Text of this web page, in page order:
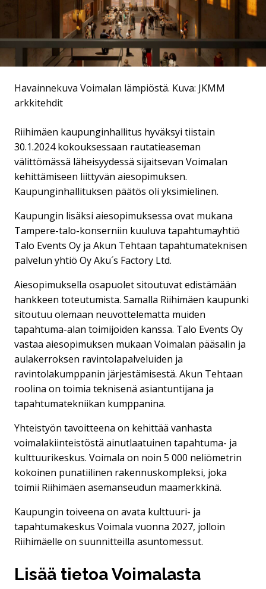
Havainnekuva Voimalan lämpiöstä. Kuva: JKMM
arkkitehdit
Riihimäen kaupunginhallitus hyväksyi tiistain
30.1.2024 kokouksessaan rautatieaseman
välittömässä läheisyydessä sijaitsevan Voimalan
kehittämiseen liittyvän aiesopimuksen.
Kaupunginhallituksen päätös oli yksimielinen.
Kaupungin lisäksi aiesopimuksessa ovat mukana
Tampere-talo-konserniin kuuluva tapahtumayhtiö
Talo Events Oy ja Akun Tehtaan tapahtumateknisen
palvelun yhtiö Oy Aku´s Factory Ltd.
Aiesopimuksella osapuolet sitoutuvat edistämään
hankkeen toteutumista. Samalla Riihimäen kaupunki
sitoutuu olemaan neuvottelematta muiden
tapahtuma-alan toimijoiden kanssa. Talo Events Oy
vastaa aiesopimuksen mukaan Voimalan pääsalin ja
aulakerroksen ravintolapalveluiden ja
ravintolakumppanin järjestämisestä. Akun Tehtaan
roolina on toimia teknisenä asiantuntijana ja
tapahtumatekniikan kumppanina.
Yhteistyön tavoitteena on kehittää vanhasta
voimalakiinteistöstä ainutlaatuinen tapahtuma- ja
kulttuurikeskus. Voimala on noin 5 000 neliömetrin
kokoinen punatiilinen rakennuskompleksi, joka
toimii Riihimäen asemanseudun maamerkkinä.
Kaupungin toiveena on avata kulttuuri- ja
tapahtumakeskus Voimala vuonna 2027, jolloin
Riihimäelle on suunnitteilla asuntomessut.
Li­sää tie­toa Voi­ma­las­ta